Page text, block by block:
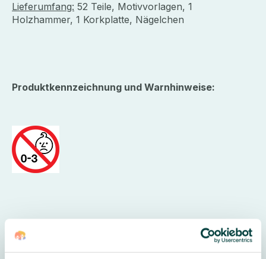
Lieferumfang: 52 Teile, Motivvorlagen, 1
Holzhammer, 1 Korkplatte, Nägelchen
Produktkennzeichnung und Warnhinweise:
ACHTUNG:
Nicht für Kinder unter 3 Jahren geeignet.
Erstickungsgefahr durch verschluckbare Kleinteile.